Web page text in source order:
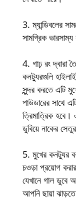
3. ম্যান্ডিবলের
সামগ্রিক
4. গাঢ় রং দ্বারা
কনট্যুরগুলি
সুন্দর করতে এটি
পাউডারের সাথে
ত্রিমাত্রিক
ডুবিয়ে নাকের
5. মুখের কনট্যুর
চওড়া প্রয়োগ
যেখানে গাল ডুবে
আপনি ছায়া